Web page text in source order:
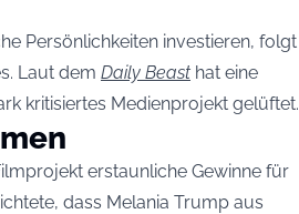
Persönlichkeiten investieren, folgt
Laut dem Daily Beast hat eine
kritisiertes Medienprojekt gelüftet.
erstaunliche Gewinne für
dass Melania Trump aus